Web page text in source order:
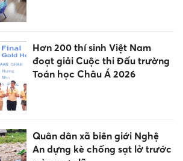
Hơn 200 thí sinh Việt Nam
đoạt giải Cuộc thi Đấu trường
Toán học Châu Á 2026
Quân dân xã biên giới Nghệ
An dựng kè chống sạt lở trước